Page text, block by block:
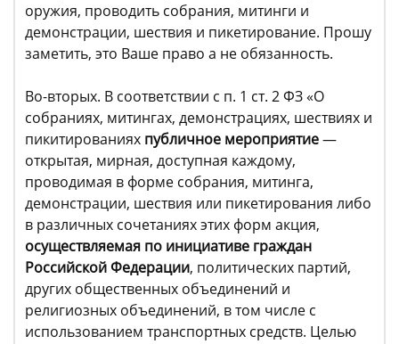
оружия, проводить собрания, митинги и
демонстрации, шествия и пикетирование. Прошу
заметить, это Ваше право а не обязанность.
Во-вторых. В соответствии с п. 1 ст. 2 ФЗ «О
собраниях, митингах, демонстрациях, шествиях и
пикитированиях публичное мероприятие—
открытая, мирная, доступная каждому,
проводимая в форме собрания, митинга,
демонстрации, шествия или пикетирования либо
в различных сочетаниях этих форм акция,
осуществляемая по инициативе граждан
Российской Федерации, политических партий,
других общественных объединений и
религиозных объединений, в том числе с
использованием транспортных средств. Целью